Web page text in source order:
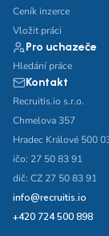
Krátkodobá
Vzdělání
Vzdělání není
Odborné
Vyšší odborné
MBA, MBT,
Ceník inzerce
Vložit práci
Pro uchazeče
Hledání práce
Kontakt
Recruitis.io s.r.o.
Chmelova 357
Hradec Králové 500
ičo: 27 50 83 91
dič: CZ 27 50 83 91
info@recruitis.io
+420 724 500 898